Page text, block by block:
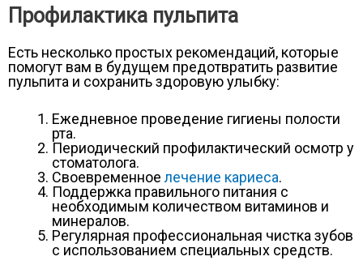
Профилактика пульпита
Есть несколько простых рекомендаций, которые
помогут вам в будущем предотвратить развитие
пульпита и сохранить здоровую улыбку:
Ежедневное проведение гигиены полости
рта.
Периодический профилактический осмотр у
стоматолога.
Своевременноелечение кариеса.
Поддержка правильного питания с
необходимым количеством витаминов и
минералов.
Регулярная профессиональная чистка зубов
с использованием специальных средств.